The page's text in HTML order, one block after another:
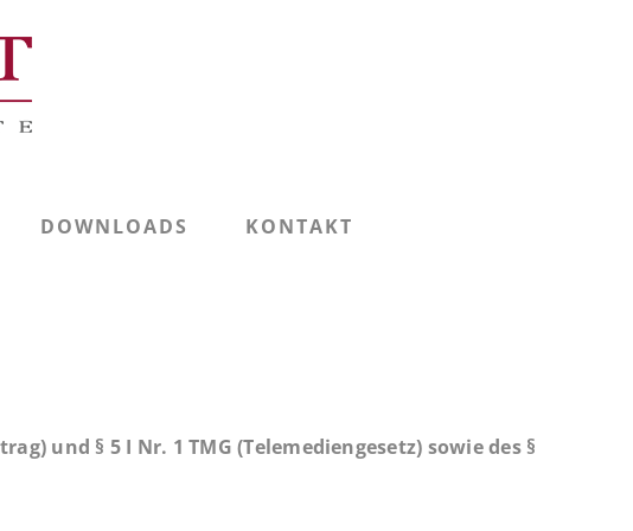
DOWNLOADS KONTAKT
und § 5 I Nr. 1 TMG (Telemediengesetz) sowie des §